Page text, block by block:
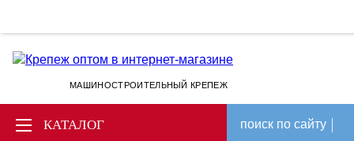
МАШИНОСТРОИТЕЛЬНЫЙ КРЕПЕЖ
КАТАЛОГ поиск по сайту